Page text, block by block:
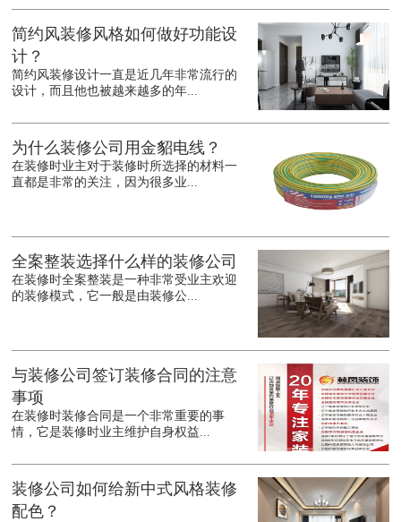
简约风装修风格如何做好功能设
计？
简约风装修设计一直是近几年非常流行的
设计，而且他也被越来越多的年...
为什么装修公司用金貂电线？
在装修时业主对于装修时所选择的材料一
直都是非常的关注，因为很多业...
全案整装选择什么样的装修公司
在装修时全案整装是一种非常受业主欢迎
的装修模式，它一般是由装修公...
与装修公司签订装修合同的注意
事项
在装修时装修合同是一个非常重要的事
情，它是装修时业主维护自身权益...
装修公司如何给新中式风格装修
配色？